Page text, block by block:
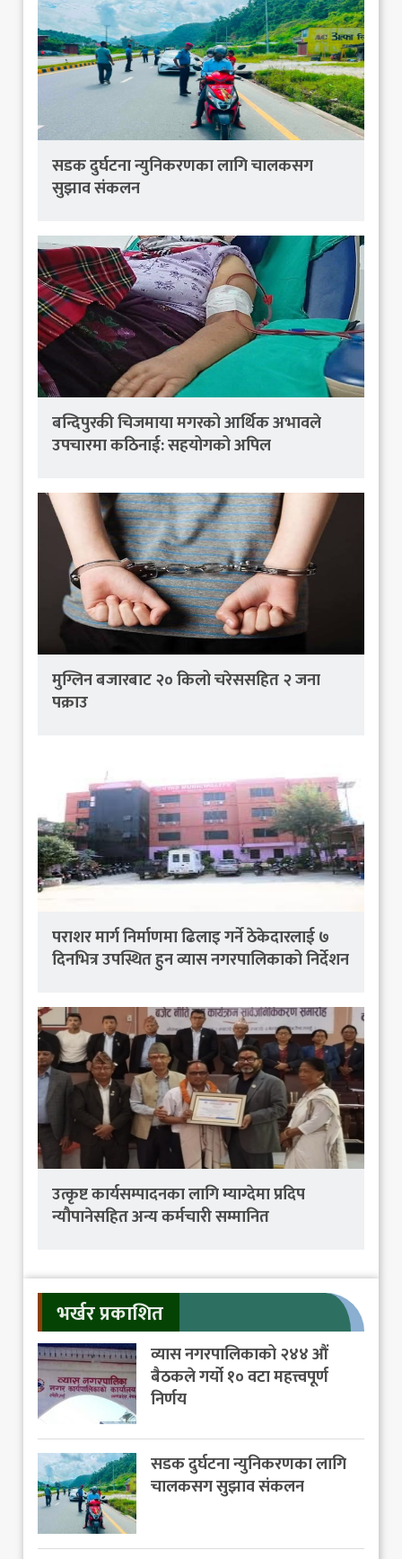
सडक दुर्घटना न्युनिकरणका लागि चालकसग
सुझाव संकलन
बन्दिपुरकी चिजमाया मगरको आर्थिक अभावले
उपचारमा कठिनाई: सहयोगको अपिल
मुग्लिन बजारबाट २० किलो चरेससहित २ जना
पक्राउ
पराशर मार्ग निर्माणमा ढिलाइ गर्ने ठेकेदारलाई ७
दिनभित्र उपस्थित हुन व्यास नगरपालिकाको निर्देशन
उत्कृष्ट कार्यसम्पादनका लागि म्याग्देमा प्रदिप
न्यौपानेसहित अन्य कर्मचारी सम्मानित
भर्खर प्रकाशित
व्यास नगरपालिकाको २४४ औं
बैठकले गर्यो १० वटा महत्त्वपूर्ण
निर्णय
सडक दुर्घटना न्युनिकरणका लागि
चालकसग सुझाव संकलन